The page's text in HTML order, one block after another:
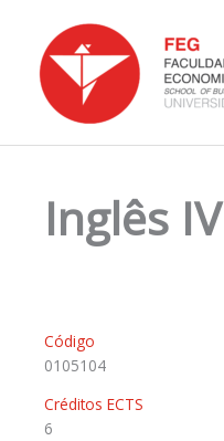
content
Inglês IV
Código
0105104
Créditos ECTS
6